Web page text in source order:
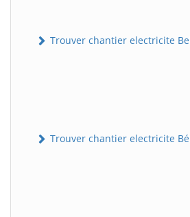
Trouver chantier electricite
Trouver chantier electricite